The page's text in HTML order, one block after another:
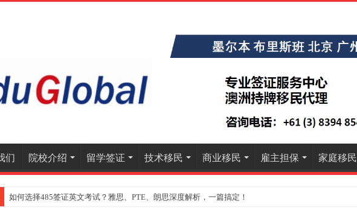
们 院校介绍 留学签证 技术移民 商业移民 雇主担保 家庭移民
如何选择485签证英文考试？雅思、PTE、朗思深度解析，一篇搞定！